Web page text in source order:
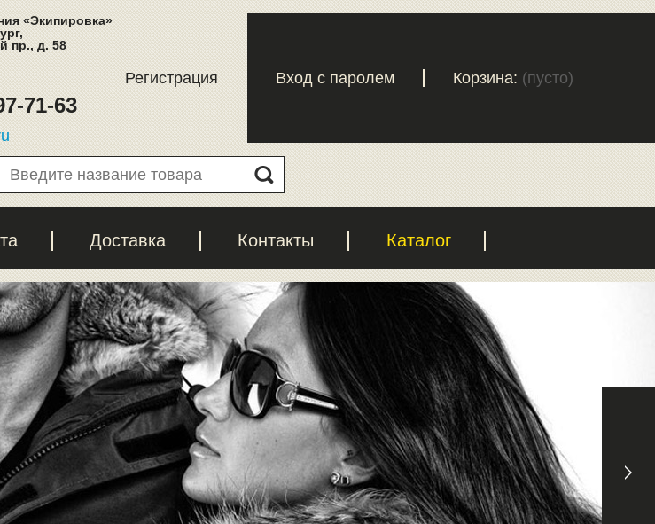
«Экипировка»
пр., д. 58
71-63
Регистрация Вход с паролем Корзина: (пусто)
Доставка Контакты Каталог